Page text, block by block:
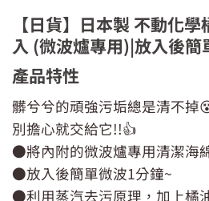
【日貨】日本製 不動化
入 (微波爐專用)|放入後簡
產品特性
髒兮兮的頑強污垢總是清不掉
別擔心就交給它!!👍
●將內附的微波爐專用清潔海
●放入後簡單微波1分鐘~
●利用蒸汽去污原理，加上橘